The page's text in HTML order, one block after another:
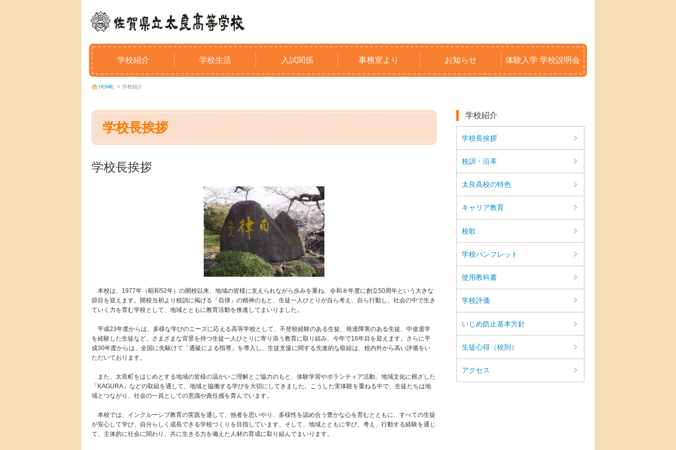
学校紹介 学校生活 入試関係 事務室より お知らせ 体験入学 学校説明会
HOME > 学校紹介
学校長挨拶
学校長挨拶
本校は、1977年（昭和52年）の開校以来、地域の皆様に支えられながら歩みを重ね、令和８年度に創立50周年という大きな
節目を迎えます。開校当初より校訓に掲げる「自律」の精神のもと、生徒一人ひとりが自ら考え、自ら行動し、社会の中で生き
ていく力を育む学校として、地域とともに教育活動を推進してまいりました。
平成23年度からは、多様な学びのニーズに応える高等学校として、不登校経験のある生徒、発達障害のある生徒、中途退学
を経験した生徒など、さまざまな背景を持つ生徒一人ひとりに寄り添う教育に取り組み、今年で16年目を迎えます。さらに平
成30年度からは、全国に先駆けて「通級による指導」を導入し、生徒支援に関する先進的な取組は、校内外から高い評価をい
ただいております。
また、太良町をはじめとする地域の皆様の温かいご理解とご協力のもと、体験学習やボランティア活動、地域文化に根ざした
「KAGURA」などの取組を通して、地域と協働する学びを大切にしてきました。こうした実体験を重ねる中で、生徒たちは地
域とつながり、社会の一員としての意識や責任感を育んでいます。
本校では、インクルーシブ教育の実践を通して、他者を思いやり、多様性を認め合う豊かな心を育むとともに、すべての生徒
が安心して学び、自分らしく成長できる学校づくりを目指しています。そして、地域とともに学び、考え、行動する経験を通じ
て、主体的に社会に関わり、共に生きる力を備えた人材の育成に取り組んでまいります。
学校紹介
学校長挨拶
校訓・沿革
太良高校の特色
キャリア教育
校歌
学校パンフレット
使用教科書
学校評価
いじめ防止基本方針
生徒心得（校則）
アクセス